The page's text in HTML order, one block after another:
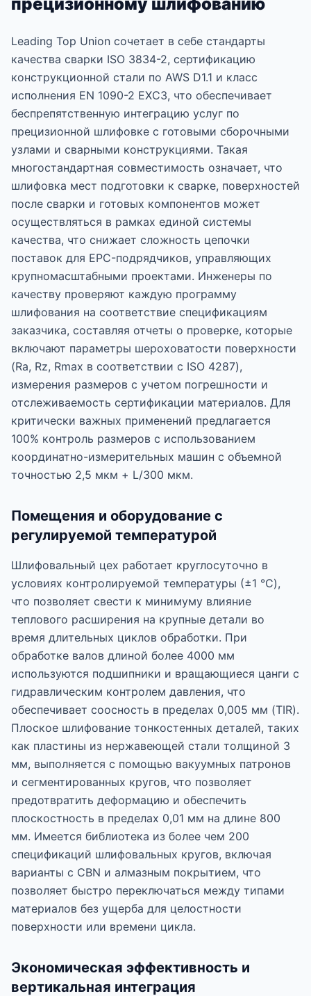
Leading Top Union сочетает в себе стандарты
качества сварки ISO 3834-2, сертификацию
конструкционной стали по AWS D1.1 и класс
исполнения EN 1090-2 EXC3, что обеспечивает
беспрепятственную интеграцию услуг по
прецизионной шлифовке с готовыми сборочными
узлами и сварными конструкциями. Такая
многостандартная совместимость означает, что
шлифовка мест подготовки к сварке, поверхностей
после сварки и готовых компонентов может
осуществляться в рамках единой системы
качества, что снижает сложность цепочки
поставок для EPC-подрядчиков, управляющих
крупномасштабными проектами. Инженеры по
качеству проверяют каждую программу
шлифования на соответствие спецификациям
заказчика, составляя отчеты о проверке, которые
включают параметры шероховатости поверхности
(Ra, Rz, Rmax в соответствии с ISO 4287),
измерения размеров с учетом погрешности и
отслеживаемость сертификации материалов. Для
критически важных применений предлагается
100% контроль размеров с использованием
координатно-измерительных машин с объемной
точностью 2,5 мкм + L/300 мкм.
Помещения и оборудование с
регулируемой температурой
Шлифовальный цех работает круглосуточно в
условиях контролируемой температуры (±1 °C),
что позволяет свести к минимуму влияние
теплового расширения на крупные детали во
время длительных циклов обработки. При
обработке валов длиной более 4000 мм
используются подшипники и вращающиеся цанги с
гидравлическим контролем давления, что
обеспечивает соосность в пределах 0,005 мм (TIR).
Плоское шлифование тонкостенных деталей, таких
как пластины из нержавеющей стали толщиной 3
мм, выполняется с помощью вакуумных патронов
и сегментированных кругов, что позволяет
предотвратить деформацию и обеспечить
плоскостность в пределах 0,01 мм на длине 800
мм. Имеется библиотека из более чем 200
спецификаций шлифовальных кругов, включая
варианты с CBN и алмазным покрытием, что
позволяет быстро переключаться между типами
материалов без ущерба для целостности
поверхности или времени цикла.
Экономическая эффективность и
вертикальная интеграция